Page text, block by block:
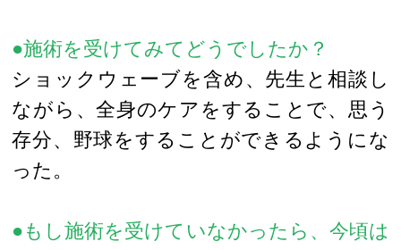
●施術を受けてみてどうでしたか？
ショックウェーブを含め、先生と相談し
ながら、全身のケアをすることで、思う
存分、野球をすることができるようにな
った。
●もし施術を受けていなかったら、今頃は